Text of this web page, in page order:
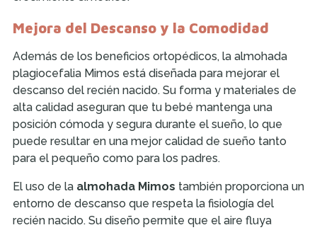
Mejora del Descanso y la Comodidad
Además de los beneficios ortopédicos, la almohada
plagiocefalia Mimos está diseñada para mejorar el
descanso del recién nacido. Su forma y materiales de
alta calidad aseguran que tu bebé mantenga una
posición cómoda y segura durante el sueño, lo que
puede resultar en una mejor calidad de sueño tanto
para el pequeño como para los padres.
El uso de la almohada Mimos también proporciona un
entorno de descanso que respeta la fisiología del
recién nacido. Su diseño permite que el aire fluya